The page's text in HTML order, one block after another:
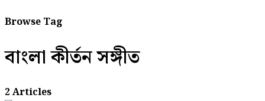
Browse Tag
বাংলা কীর্তন সঙ্গীত
2 Articles